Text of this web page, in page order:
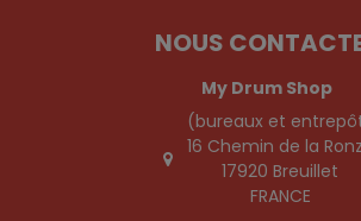
NOUS
My Drum Shop
(bureaux et
16 Chemin de la
17920 Breuillet
FRANCE